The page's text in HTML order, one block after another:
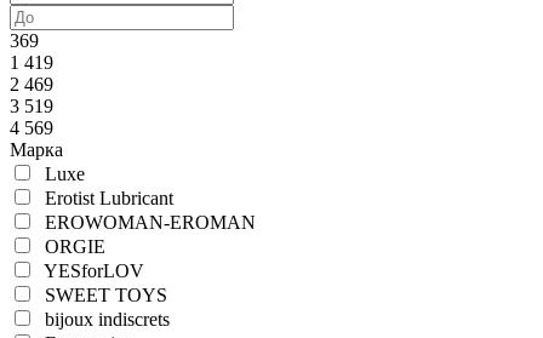
369
1 419
2 469
3 519
4 569
Марка
Luxe
Erotist Lubricant
EROWOMAN-EROMAN
ORGIE
YESforLOV
SWEET TOYS
bijoux indiscrets